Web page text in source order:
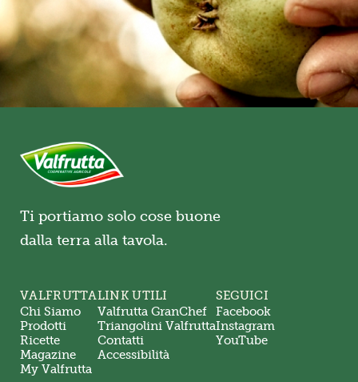
Ti portiamo solo cose buone
dalla terra alla tavola.
VALFRUTTA
Chi Siamo
Prodotti
Ricette
Magazine
My Valfrutta
LINK UTILI
Valfrutta GranChef
Triangolini Valfrutta
Contatti
Accessibilità
SEGUICI
Facebook
Instagram
YouTube